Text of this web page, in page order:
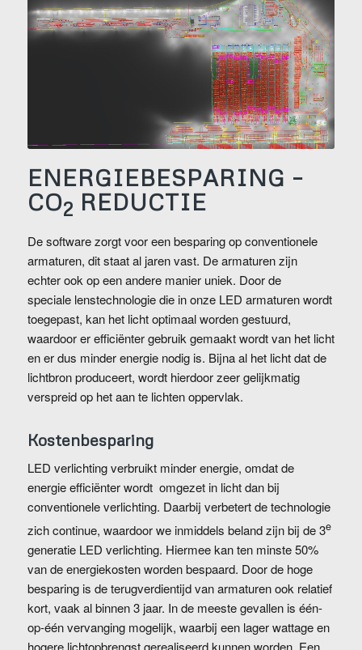
ENERGIEBESPARING –
CO2 REDUCTIE
De software zorgt voor een besparing op conventionele
armaturen, dit staat al jaren vast. De armaturen zijn
echter ook op een andere manier uniek. Door de
speciale lenstechnologie die in onze LED armaturen wordt
toegepast, kan het licht optimaal worden gestuurd,
waardoor er efficiënter gebruik gemaakt wordt van het licht
en er dus minder energie nodig is. Bijna al het licht dat de
lichtbron produceert, wordt hierdoor zeer gelijkmatig
verspreid op het aan te lichten oppervlak.
Kostenbesparing
LED verlichting verbruikt minder energie, omdat de
energie efficiënter wordt omgezet in licht dan bij
conventionele verlichting. Daarbij verbetert de technologie
zich continue, waardoor we inmiddels beland zijn bij de 3e
generatie LED verlichting. Hiermee kan ten minste 50%
van de energiekosten worden bespaard. Door de hoge
besparing is de terugverdientijd van armaturen ook relatief
kort, vaak al binnen 3 jaar. In de meeste gevallen is één-
op-één vervanging mogelijk, waarbij een lager wattage en